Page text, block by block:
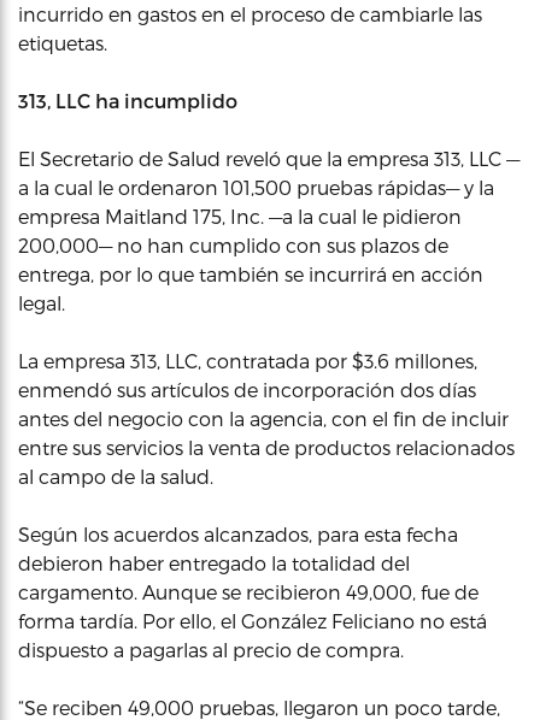
incurrido en gastos en el proceso de cambiarle las
etiquetas.
313, LLC ha incumplido
El Secretario de Salud reveló que la empresa 313, LLC —
a la cual le ordenaron 101,500 pruebas rápidas— y la
empresa Maitland 175, Inc. —a la cual le pidieron
200,000— no han cumplido con sus plazos de
entrega, por lo que también se incurrirá en acción
legal.
La empresa 313, LLC, contratada por $3.6 millones,
enmendó sus artículos de incorporación dos días
antes del negocio con la agencia, con el fin de incluir
entre sus servicios la venta de productos relacionados
al campo de la salud.
Según los acuerdos alcanzados, para esta fecha
debieron haber entregado la totalidad del
cargamento. Aunque se recibieron 49,000, fue de
forma tardía. Por ello, el González Feliciano no está
dispuesto a pagarlas al precio de compra.
“Se reciben 49,000 pruebas, llegaron un poco tarde,